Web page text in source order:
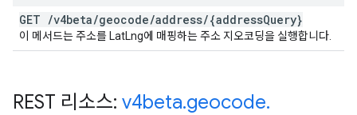
GET /v4beta/geocode/address/{addressQuery}
이 메서드는 주소를 LatLng에 매핑하는 주소 지오코딩을 실행합니다.
REST 리소스: v4beta.geocode.